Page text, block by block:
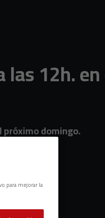
las 12h.
domingo.
para mejorar la